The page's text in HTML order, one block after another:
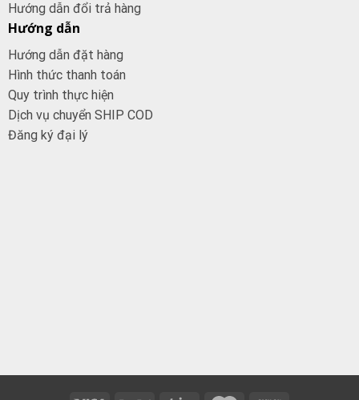
Hướng dẫn đổi trả hàng
Hướng dẫn
Hướng dẫn đặt hàng
Hình thức thanh toán
Quy trình thực hiện
Dịch vụ chuyển SHIP COD
Đăng ký đại lý